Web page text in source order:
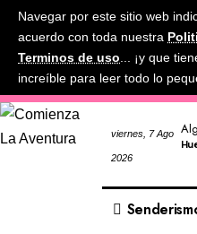
Navegar por este sitio web
acuerdo con toda nuestra
Terminos de uso... ¡y que
increíble para leer todo lo
viernes, 7 Ago
2026